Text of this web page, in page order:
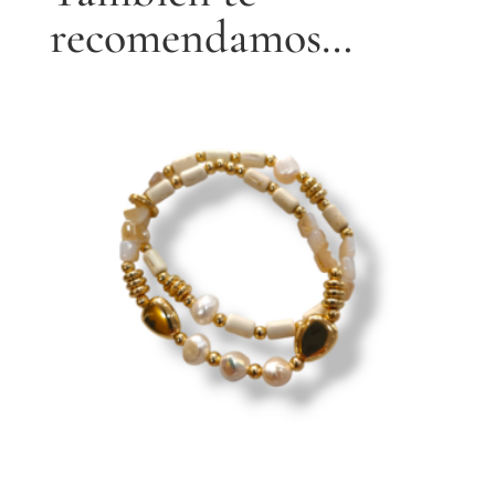
recomendamos…